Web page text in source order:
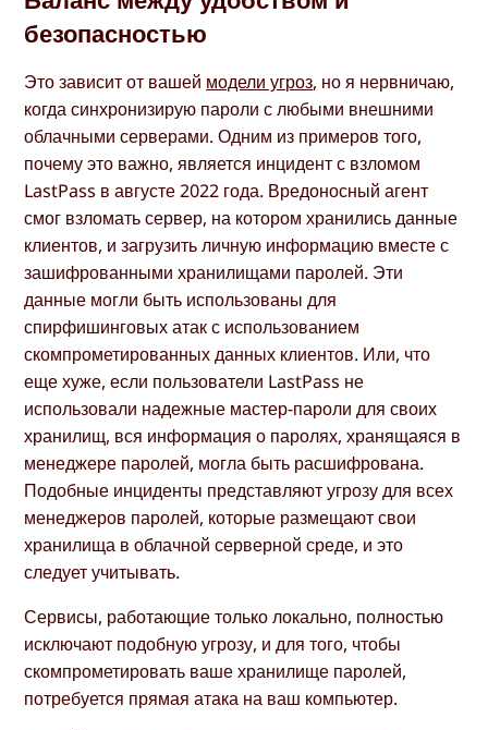
безопасностью
Это зависит от вашей модели угроз, но я нервничаю,
когда синхронизирую пароли с любыми внешними
облачными серверами. Одним из примеров того,
почему это важно, является инцидент с взломом
LastPass в августе 2022 года. Вредоносный агент
смог взломать сервер, на котором хранились данные
клиентов, и загрузить личную информацию вместе с
зашифрованными хранилищами паролей. Эти
данные могли быть использованы для
спирфишинговых атак с использованием
скомпрометированных данных клиентов. Или, что
еще хуже, если пользователи LastPass не
использовали надежные мастер-пароли для своих
хранилищ, вся информация о паролях, хранящаяся в
менеджере паролей, могла быть расшифрована.
Подобные инциденты представляют угрозу для всех
менеджеров паролей, которые размещают свои
хранилища в облачной серверной среде, и это
следует учитывать.
Сервисы, работающие только локально, полностью
исключают подобную угрозу, и для того, чтобы
скомпрометировать ваше хранилище паролей,
потребуется прямая атака на ваш компьютер.